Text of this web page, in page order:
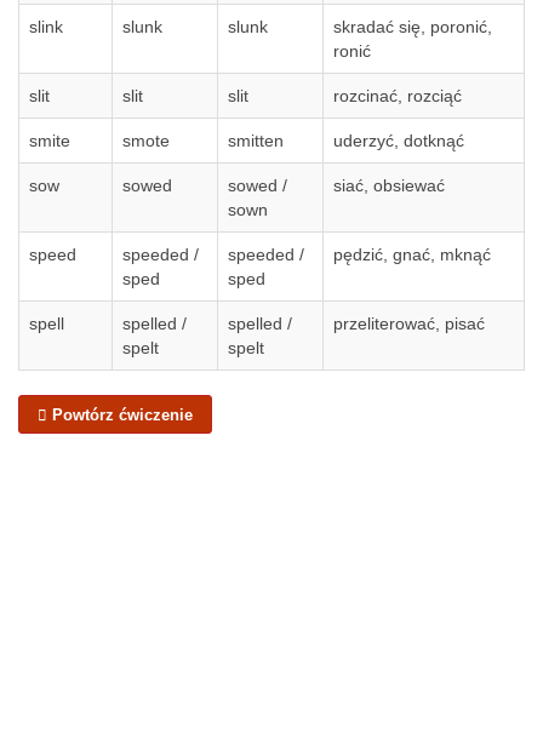
slink slunk slunk
skradać się, poronić,
ronić
slit slit slit rozcinać, rozciąć
smite smote smitten uderzyć, dotknąć
sow sowed
sowed /
sown
siać, obsiewać
speed
speeded /
sped
speeded /
sped
pędzić, gnać, mknąć
spell
spelled /
spelt
spelled /
spelt
przeliterować, pisać
Powtórz ćwiczenie